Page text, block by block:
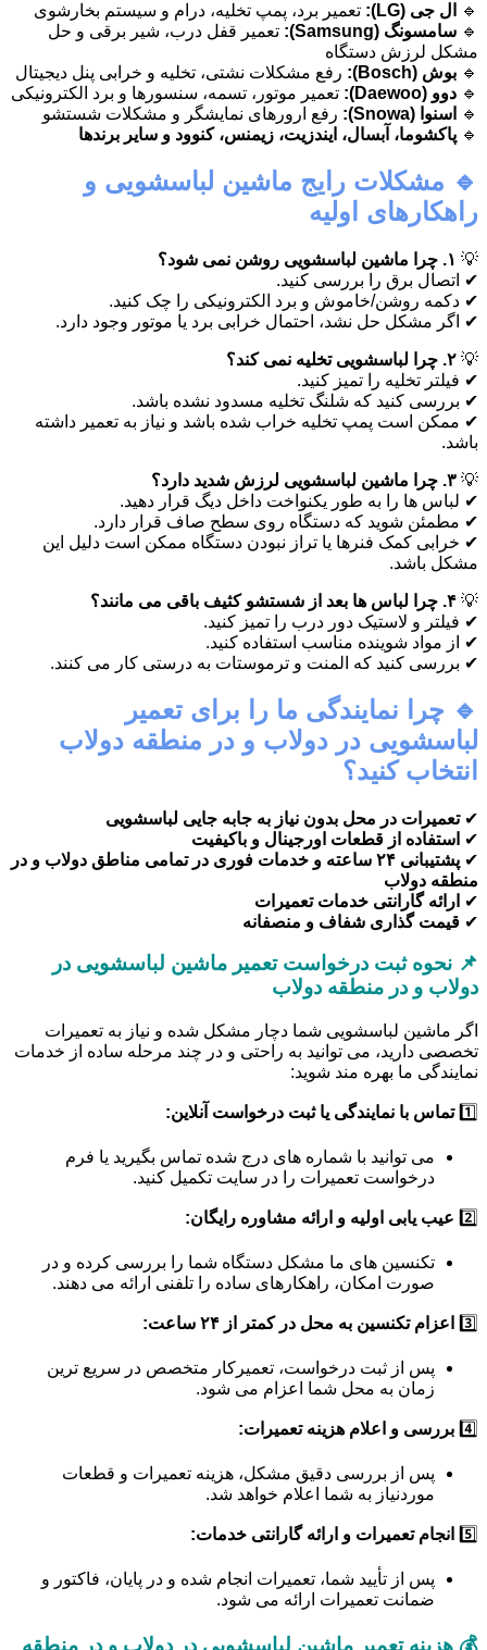
🔹 ال جی (LG):
تعمیر برد، پمپ تخلیه، درام و سیستم بخارشوی
🔹 سامسونگ (Samsung):
تعمیر قفل درب، شیر برقی و حل
مشکل لرزش دستگاه
🔹 بوش (Bosch):
رفع مشکلات نشتی، تخلیه و خرابی پنل دیجیتال
🔹 دوو (Daewoo):
تعمیر موتور، تسمه، سنسورها و برد الکترونیکی
🔹
اسنوا (Snowa):
رفع ارورهای نمایشگر و مشکلات شستشو
🔹 پاکشوما، آبسال، ایندزیت، زیمنس، کنوود و سایر برندها
🔹 مشکلات رایج ماشین لباسشویی و
راهکارهای اولیه
💡 ۱. چرا ماشین لباسشویی روشن نمی شود؟
✔ اتصال برق را بررسی کنید.
✔ دکمه روشن/خاموش و برد الکترونیکی را چک کنید.
✔ اگر مشکل حل نشد، احتمال خرابی برد یا موتور وجود دارد.
💡 ۲. چرا لباسشویی تخلیه نمی کند؟
✔ فیلتر تخلیه را تمیز کنید.
✔ بررسی کنید که شلنگ تخلیه مسدود نشده باشد.
✔ ممکن است پمپ تخلیه خراب شده باشد و نیاز به تعمیر داشته
باشد.
💡 ۳. چرا ماشین لباسشویی لرزش شدید دارد؟
✔ لباس ها را به طور یکنواخت داخل دیگ قرار دهید.
✔ مطمئن شوید که دستگاه روی سطح صاف قرار دارد.
✔ خرابی کمک فنرها یا تراز نبودن دستگاه ممکن است دلیل این
مشکل باشد.
💡 ۴. چرا لباس ها بعد از شستشو کثیف باقی می مانند؟
✔ فیلتر و لاستیک دور درب را تمیز کنید.
✔ از مواد شوینده مناسب استفاده کنید.
✔ بررسی کنید که المنت و ترموستات به درستی کار می کنند.
🔹 چرا نمایندگی ما را برای تعمیر
لباسشویی در دولاب و در منطقه دولاب
انتخاب کنید؟
✔تعمیرات در محل بدون نیاز به جابه جایی لباسشویی
✔ استفاده از قطعات اورجینال و باکیفیت
✔
پشتیبانی ۲۴ ساعته و خدمات فوری در تمامی مناطق دولاب و در
منطقه دولاب
✔ ارائه گارانتی خدمات تعمیرات
✔ قیمت گذاری شفاف و منصفانه
📌 نحوه ثبت درخواست تعمیر ماشین لباسشویی در
دولاب و در منطقه دولاب
اگر ماشین لباسشویی شما دچار مشکل شده و نیاز به تعمیرات
تخصصی دارید، می توانید به راحتی و در چند مرحله ساده از خدمات
نمایندگی ما بهره مند شوید:
1️⃣ تماس با نمایندگی یا ثبت درخواست آنلاین:
می توانید با شماره های درج شده تماس بگیرید یا فرم
درخواست تعمیرات را در سایت تکمیل کنید.
2️⃣ عیب یابی اولیه و ارائه مشاوره رایگان:
تکنسین های ما مشکل دستگاه شما را بررسی کرده و در
صورت امکان، راهکارهای ساده را تلفنی ارائه می دهند.
3️⃣ اعزام تکنسین به محل در کمتر از ۲۴ ساعت:
پس از ثبت درخواست، تعمیرکار متخصص در سریع ترین
زمان به محل شما اعزام می شود.
4️⃣ بررسی و اعلام هزینه تعمیرات:
پس از بررسی دقیق مشکل، هزینه تعمیرات و قطعات
موردنیاز به شما اعلام خواهد شد.
5️⃣ انجام تعمیرات و ارائه گارانتی خدمات:
پس از تأیید شما، تعمیرات انجام شده و در پایان، فاکتور و
ضمانت تعمیرات ارائه می شود.
💰 هزینه تعمیر ماشین لباسشویی در دولاب و در منطقه